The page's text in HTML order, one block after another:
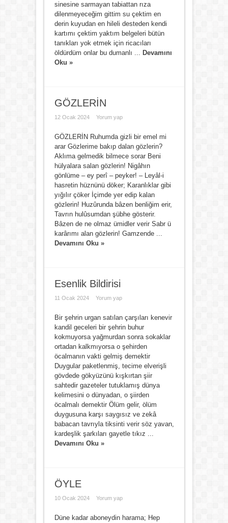
sinesine sarmayan tabiattan rıza
dilenmeyeceğim gittim su çektim en
derin kuyudan en hileli desteden kendi
kartımı çektim yaktım belgeleri bütün
tanıkları yok etmek için ricacıları
öldürdüm onlar bu dumanlı ... Devamını
Oku »
GÖZLERİN
12 Ocak 2024 Yorum yap
GÖZLERİN Ruhumda gizli bir emel mi
arar Gözlerime bakıp dalan gözlerin?
Aklıma gelmedik bilmece sorar Beni
hülyalara salan gözlerin! Nigâhın
gönlüme – ey perî – peyker! – Leyâl-i
hasretin hüznünü döker; Karanlıklar gibi
yığılır çöker İçimde yer edip kalan
gözlerin! Huzûrunda bâzen benliğim erir,
Tavrın hulûsumdan şübhe gösterir.
Bâzen de ne olmaz ümidler verir Sabr ü
karârımı alan gözlerin! Gamzende ...
Devamını Oku »
Esenlik Bildirisi
11 Ocak 2024 Yorum yap
Bir şehrin urgan satılan çarşıları kenevir
kandil geceleri bir şehrin buhur
kokmuyorsa yağmurdan sonra sokaklar
ortadan kalkmıyorsa o şehirden
öcalmanın vakti gelmiş demektir
Duygular paketlenmiş, tecime elverişli
gövdede gökyüzünü kışkırtan şiir
sahtedir gazeteler tutuklamış dünya
kelimesini o dünyadan, o şiirden
öcalmalı demektir Ölüm gelir, ölüm
duygusuna karşı saygısız ve zekâ
babacan tavrıyla tiksinti verir söz yavan,
kardeşlik şarkıları gayetle tıkız ...
Devamını Oku »
ÖYLE
10 Ocak 2024 Yorum yap
Düne kadar aboneydin harama; Hep